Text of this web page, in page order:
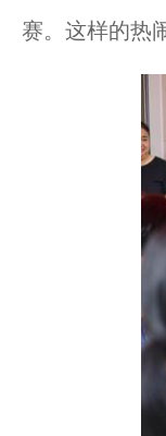
赛。这样的热